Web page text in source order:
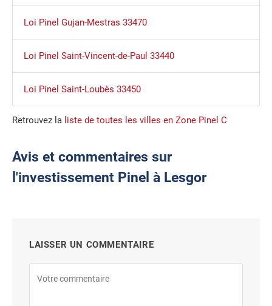
Loi Pinel Gujan-Mestras 33470
Loi Pinel Saint-Vincent-de-Paul 33440
Loi Pinel Saint-Loubès 33450
Retrouvez la liste de toutes les villes en Zone Pinel C
Avis et commentaires sur
l'investissement Pinel à Lesgor
LAISSER UN COMMENTAIRE